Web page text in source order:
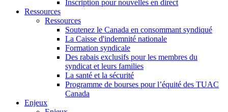
Inscription pour nouvelles en direct
Ressources
Ressources
Soutenez le Canada en consommant syndiqué
La Caisse d'indemnité nationale
Formation syndicale
Des rabais exclusifs pour les membres du
syndicat et leurs families
La santé et la sécurité
Programme de bourses pour l’équité des TUAC
Canada
Enjeux